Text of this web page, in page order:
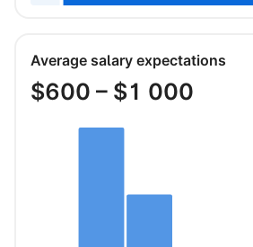
Average salary expectations
$600 – $1 000